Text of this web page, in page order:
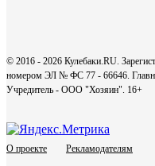
© 2016 - 2026 Кулебаки.RU.
номером ЭЛ № ФС 77 - 66646.
Учредитель - ООО "Хозяин". 16+
О проекте Рекламодателям